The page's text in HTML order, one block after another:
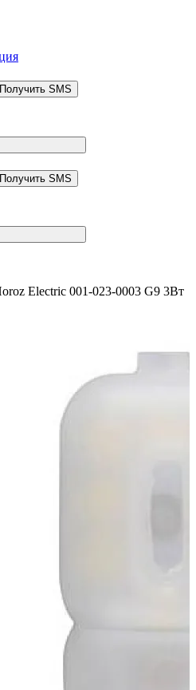
Получить SMS
Получить SMS
Electric 001-023-0003 G9 3Вт